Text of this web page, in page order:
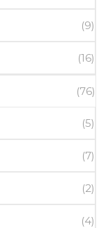
(9)
(16)
(76)
(5)
(7)
(2)
(4)